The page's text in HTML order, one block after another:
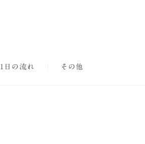
1日の流れ その他